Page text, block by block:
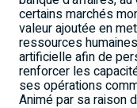
certains marchés
valeur ajoutée en
ressources
artificielle afin de
renforcer les
ses opérations
Animé par sa raison